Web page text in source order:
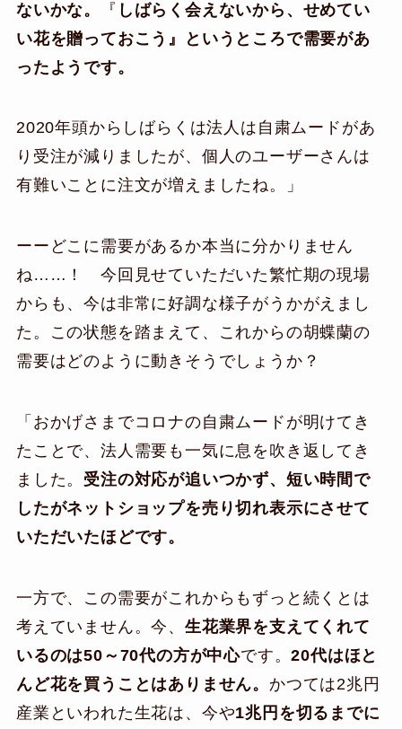
ないかな。 『 しばらく会えないから、せめてい
い花を贈っておこう』というところで需要があ
ったようです。
2020年頭からしばらくは法人は自粛ムードがあ
り受注が減りましたが、個人のユーザーさんは
有難いことに注文が増えましたね。」
ーーどこに需要があるか本当に分かりません
ね……！ 今回見せていただいた繁忙期の現場
からも、今は非常に好調な様子がうかがえまし
た。この状態を踏まえて、これからの胡蝶蘭の
需要はどのように動きそうでしょうか？
「おかげさまでコロナの自粛ムードが明けてき
たことで、法人需要も一気に息を吹き返してき
ました。 受注の対応が追いつかず、短い時間で
したがネットショップを売り切れ表示にさせて
いただいたほどです。
一方で、この需要がこれからもずっと続くとは
考えていません。今、 生花業界を支えてくれて
いるのは50～70代の方が中心です。20代はほと
んど花を買うことはありません。かつては2兆円
産業といわれた生花は、今や1兆円を切るまでに